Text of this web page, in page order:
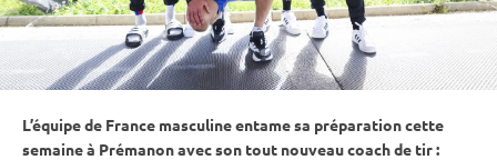
L’équipe de France masculine entame sa préparation cette
semaine à Prémanon avec son tout nouveau coach de tir :